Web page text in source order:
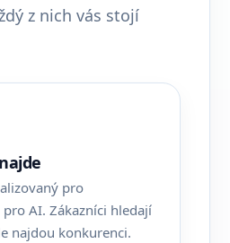
z nich vás stojí
pro
AI. Zákazníci hledají
najdou konkurenci.